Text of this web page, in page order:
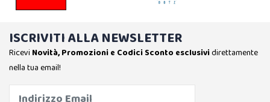
ISCRIVITI ALLA NEWSLETTER
Ricevi Novità, Promozioni e Codici Sconto esclusividirettamente
nella tua email!